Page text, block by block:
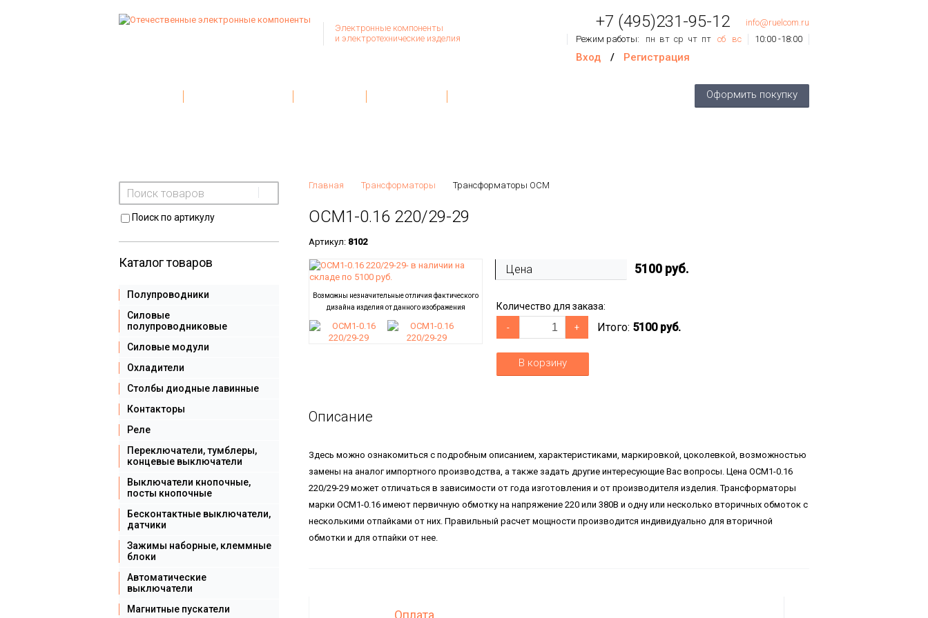
Электронные компоненты
и электротехнические изделия
+7 (495)231-95-12
info@ruelcom.ru
Режим работы:
пн вт ср чт пт сб вс 10:00 -18:00
Вход / Регистрация
Оформить покупку
Главная Трансформаторы Трансформаторы ОСМ
ОСМ1-0.16 220/29-29
Артикул: 8102
Возможны незначительные отличия фактического
дизайна изделия от данного изображения
Цена 5100 руб.
Количество для заказа:
- + Итого: 5100 руб.
В корзину
Описание
Здесь можно ознакомиться с подробным описанием, характеристиками, маркировкой, цоколевкой, возможностью
замены на аналог импортного производства, а также задать другие интересующие Вас вопросы. Цена ОСМ1-0.16
220/29-29 может отличаться в зависимости от года изготовления и от производителя изделия. Трансформаторы
марки ОСМ1-0.16 имеют первичную обмотку на напряжение 220 или 380В и одну или несколько вторичных обмоток с
несколькими отпайками от них. Правильный расчет мощности производится индивидуально для вторичной
обмотки и для отпайки от нее.
Оплата
Поиск по артикулу
Каталог товаров
Полупроводники
Силовые
полупроводниковые
Силовые модули
Охладители
Столбы диодные лавинные
Контакторы
Реле
Переключатели, тумблеры,
концевые выключатели
Выключатели кнопочные,
посты кнопочные
Бесконтактные выключатели,
датчики
Зажимы наборные, клеммные
блоки
Автоматические
выключатели
Магнитные пускатели